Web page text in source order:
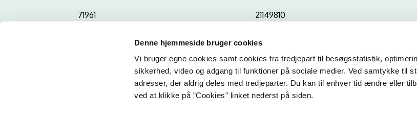
Denne hjemmeside bruger cookies
Vi bruger egne cookies samt cookies fra tredjepart til besøgsstatistik,
sikkerhed, video og adgang til funktioner på sociale medier. Ved samtykke til
adresser, der aldrig deles med tredjeparter. Du kan til enhver tid ændre eller
ved at klikke på ”Cookies” linket nederst på siden.
71961
ID-nummer
21149810
CVR-nr
Kopier link til at indsætte på virksomhedens